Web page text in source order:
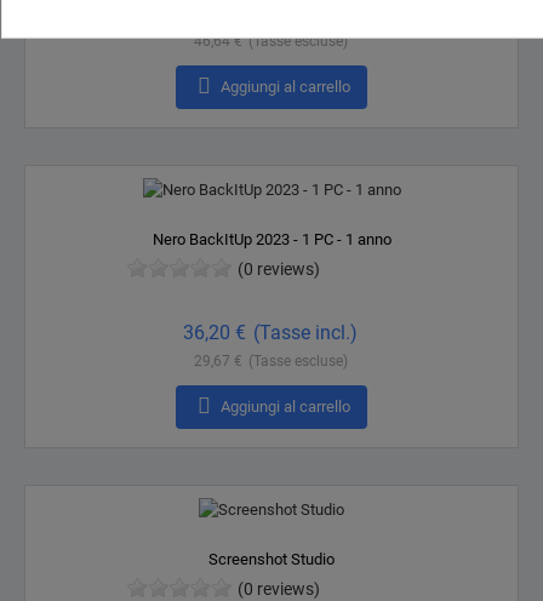
46,64 €(Tasse escluse)
 Aggiungi al carrello
Nero BackItUp 2023 - 1 PC - 1 anno
(0 reviews)
36,20 € (Tasse incl.)
29,67 € (Tasse escluse)
 Aggiungi al carrello
Screenshot Studio
(0 reviews)